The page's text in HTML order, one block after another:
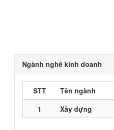
Ngành nghề kinh doanh
STT Tên ngành
1
Xây dựng